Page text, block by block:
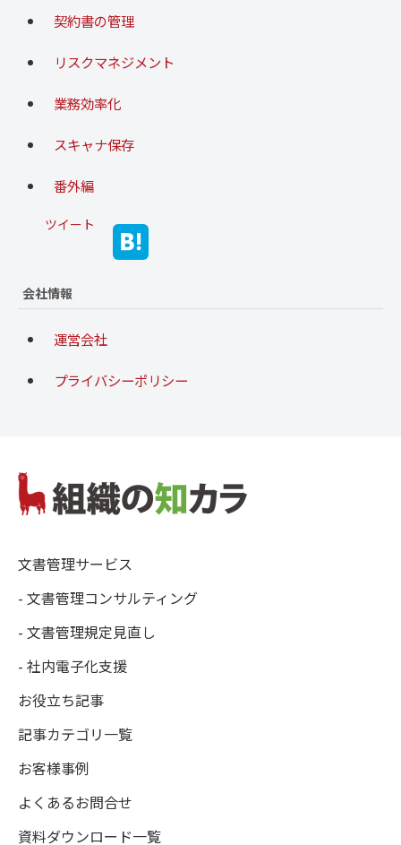
契約書の管理
リスクマネジメント
業務効率化
スキャナ保存
番外編
ツイート
会社情報
運営会社
プライバシーポリシー
文書管理サービス
- 文書管理コンサルティング
- 文書管理規定見直し
- 社内電子化支援
お役立ち記事
記事カテゴリ一覧
お客様事例
よくあるお問合せ
資料ダウンロード一覧